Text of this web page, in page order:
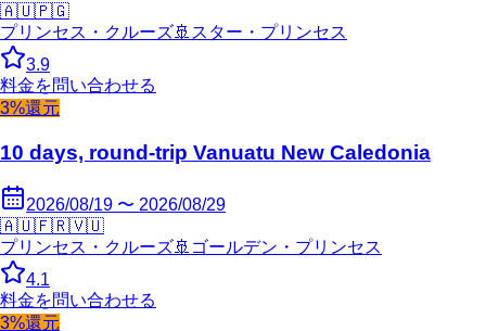
🇦🇺🇵🇬
プリンセス・クルーズ🚢 スター・プリンセス
3.9
料金を問い合わせる
3%還元
10 days, round-trip Vanuatu New Caledonia
2026/08/19 〜 2026/08/29
🇦🇺🇫🇷🇻🇺
プリンセス・クルーズ🚢 ゴールデン・プリンセス
4.1
料金を問い合わせる
3%還元